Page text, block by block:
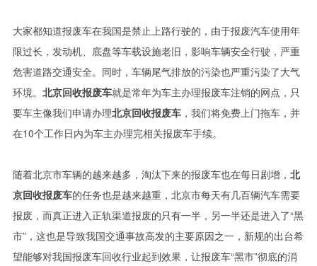
大家都知道报废车在我国是禁止上路行驶的，由于报废汽车使用年
限过长，发动机、底盘等车载设施老旧，影响车辆安全行驶，严重
危害道路交通安全。同时，车辆尾气排放的污染也严重污染了大气
环境。 北京回收报废车就是常年为车主办理报废车注销的网点，只
要车主像我们申请办理北京回收报废车，我们将免费上门拖车，并
在10个工作日内为车主办理完相关报废车手续。
随着北京市车辆的越来越多，淘汰下来的报废车也在每日剧增， 北
京回收报废车的任务也是越来越重，北京市每天有几百辆汽车需要
报废，而真正进入正轨渠道报废的只有一半，另一半还是进入了“黑
市”，这也是导致我国交通事故高发的主要原因之一，新规的出台希
望能够对我国报废车回收行业起到效果，让报废车“黑市”彻底的消